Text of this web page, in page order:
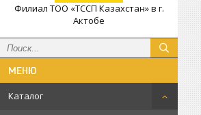
Филиал ТОО «ТССП Казахстан» в г.
Актобе
Каталог